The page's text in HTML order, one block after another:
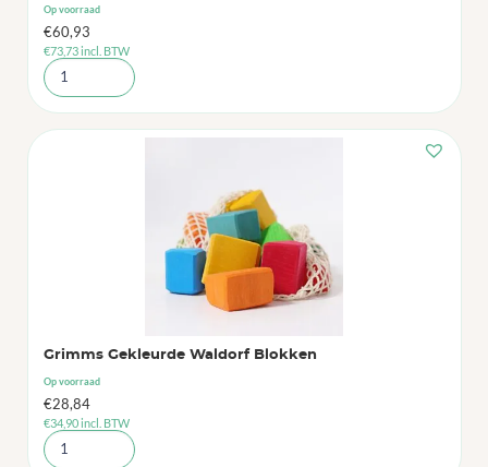
Op voorraad
€60,93
€73,73incl. BTW
Grimms Gekleurde Waldorf Blokken
Op voorraad
€28,84
€34,90incl. BTW